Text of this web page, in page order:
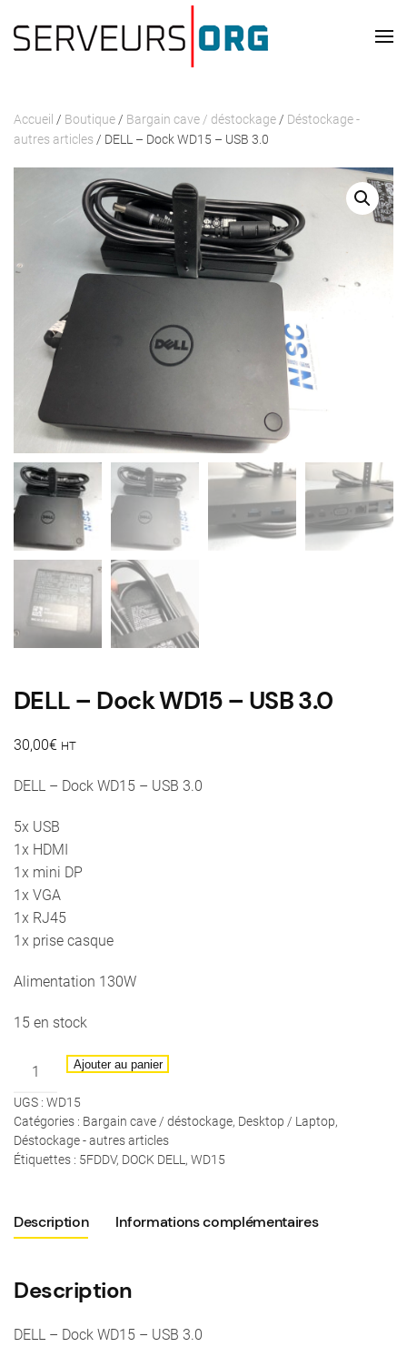
Passer au contenu principal
Accueil / Boutique / Bargain cave / déstockage / Déstockage -
autres articles / DELL – Dock WD15 – USB 3.0
DELL – Dock WD15 – USB 3.0
30,00€ HT
DELL – Dock WD15 – USB 3.0
5x USB
1x HDMI
1x mini DP
1x VGA
1x RJ45
1x prise casque
Alimentation 130W
15 en stock
quantité
DELL
-
Dock
USB
3.0
Ajouter au panier
UGS : WD15
Catégories : Bargain cave / déstockage, Desktop / Laptop,
Déstockage - autres articles
Étiquettes : 5FDDV, DOCK DELL , WD15
Description Informations complémentaires
Description
DELL – Dock WD15 – USB 3.0